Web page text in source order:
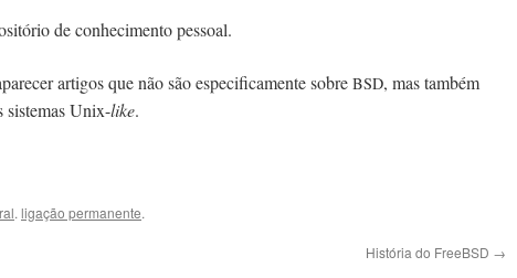
de con­hec­i­men­to pessoal.
arti­gos que não são especi­fi­ca­mente sobre BSD, mas tam­bém
sis­temas Unix-like.
. ligação permanente.
História do FreeBSD →